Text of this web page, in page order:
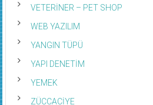
VETERİNER – PET SHOP
WEB YAZILIM
YANGIN TÜPÜ
YAPI DENETİM
YEMEK
ZÜCCACİYE